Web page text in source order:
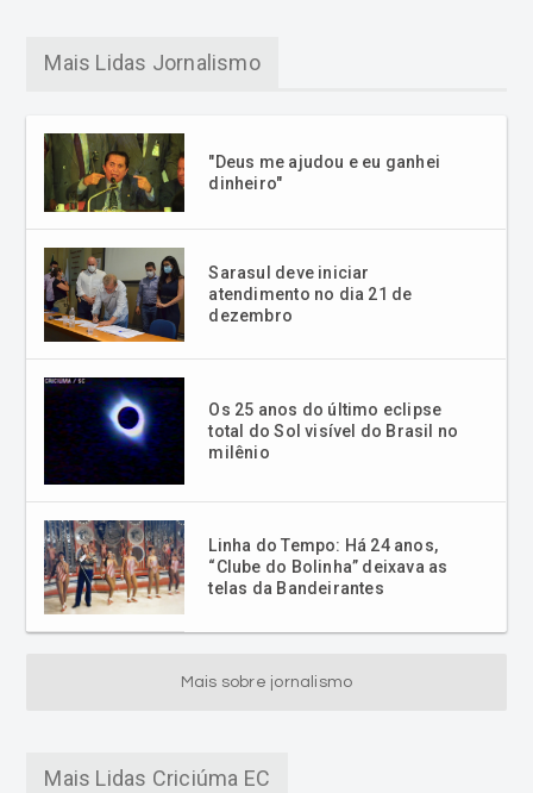
Mais Lidas Jornalismo
"Deus me ajudou e eu ganhei
dinheiro"
Sarasul deve iniciar
atendimento no dia 21 de
dezembro
Os 25 anos do último eclipse
total do Sol visível do Brasil no
milênio
Linha do Tempo: Há 24 anos,
“Clube do Bolinha” deixava as
telas da Bandeirantes
Mais sobre jornalismo
Mais Lidas Criciúma EC